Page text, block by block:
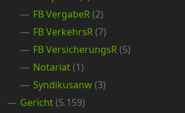
FB VergabeR(2)
FB VerkehrsR(7)
FB VersicherungsR(5)
Notariat(1)
Syndikusanw(3)
Gericht(5.159)